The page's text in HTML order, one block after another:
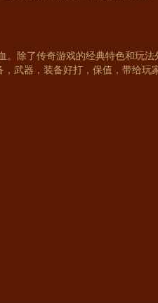
除了传奇游戏的经典特色和玩法
武器，装备好打，保值，带给玩